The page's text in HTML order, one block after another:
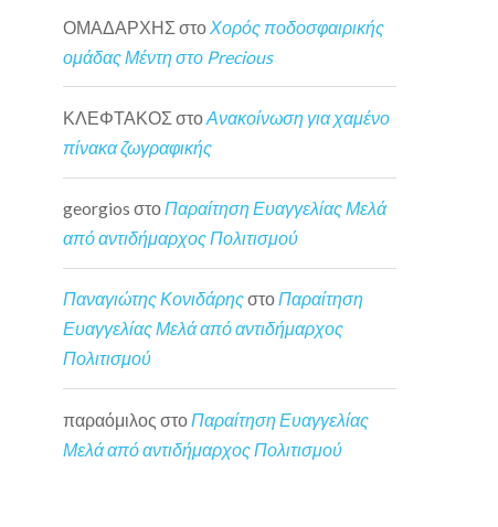
ΟΜΑΔΑΡΧΗΣ στο Χορός ποδοσφαιρικής
ομάδας Μέντη στο Precious
ΚΛΕΦΤΑΚΟΣ στοΑνακοίνωση για χαμένο
πίνακα ζωγραφικής
georgios στοΠαραίτηση Ευαγγελίας Μελά
από αντιδήμαρχος Πολιτισμού
Παναγιώτης ΚονιδάρηςστοΠαραίτηση
Ευαγγελίας Μελά από αντιδήμαρχος
Πολιτισμού
παραόμιλος στο Παραίτηση Ευαγγελίας
Μελά από αντιδήμαρχος Πολιτισμού